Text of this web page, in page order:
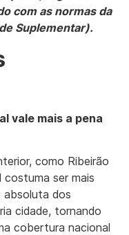
com as normas da
Suplementar).
vale mais a pena
como Ribeirão
ser mais
absoluta dos
cidade, tornando
cobertura nacional